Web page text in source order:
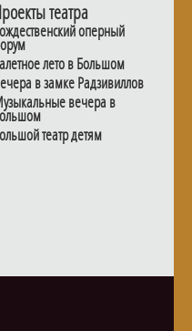
театра
оперный
лето в Большом
в замке Радзивиллов
вечера в
театр детям